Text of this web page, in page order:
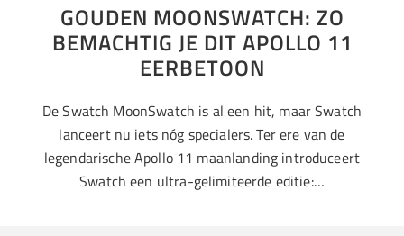
GOUDEN MOONSWATCH: ZO
BEMACHTIG JE DIT APOLLO 11
EERBETOON
De Swatch MoonSwatch is al een hit, maar Swatch
lanceert nu iets nóg specialers. Ter ere van de
legendarische Apollo 11 maanlanding introduceert
Swatch een ultra-gelimiteerde editie:…